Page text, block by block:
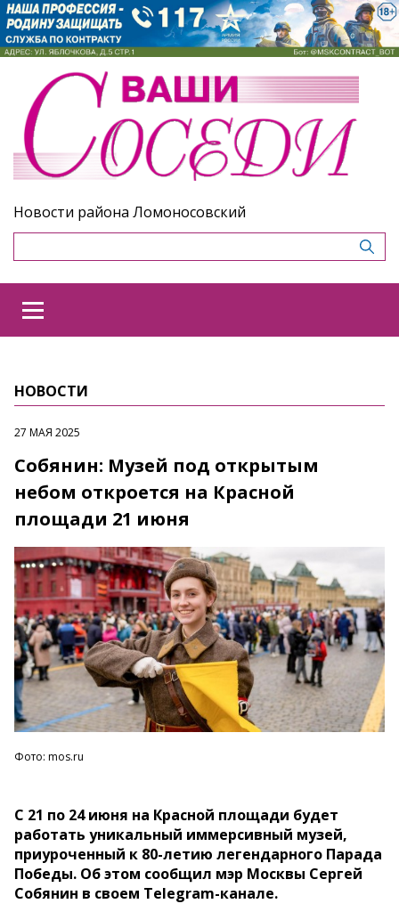
Новости района Ломоносовский
НОВОСТИ
27 МАЯ 2025
Собянин: Музей под открытым
небом откроется на Красной
площади 21 июня
Фото: mos.ru
С 21 по 24 июня на Красной площади будет
работать уникальный иммерсивный музей,
приуроченный к 80-летию легендарного Парада
Победы. Об этом сообщил мэр Москвы Сергей
Собянин в своем Telegram-канале.